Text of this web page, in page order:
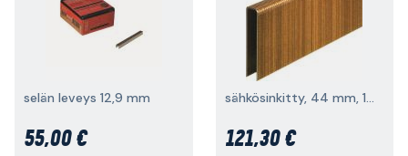
selän leveys 12,9 mm
55,00 €
sähkösinkitty, 44 mm, 10 000 kpl
121,30 €